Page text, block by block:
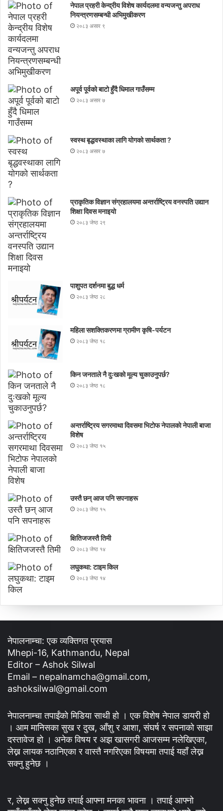
नेपाल प्रहरी केन्द्रीय विशेष कार्यदलमा वन्यजन्तु अपराध
नियन्त्रणसम्बन्धी अभिमुखीकरण
२०८३ असार ९
अपूर्व पूर्वको बाटो हुँदै धिमाल गाउँसम्म
२०८३ असार ७
स्वस्थ बृद्धवस्थाका लागि योगको सार्थकता ?
२०८३ असार ७
प्राकृतिक विज्ञान संग्रहालयमा अन्तर्राष्ट्रिय वनस्पति उद्यान
शिक्षा दिवस मनाइयाे
२०८३ जेष्ठ २९
पाशुपत दर्शनमा बुद्ध धर्म​
२०८३ जेष्ठ २८
महिला सशक्तिकरणमा ग्रामीण कृषि-पर्यटन
२०८३ जेष्ठ १८
किन जनताले नै दुःखको मूल्य चुकाउनुपर्छ?
२०८३ जेष्ठ १८
अन्तर्राष्ट्रिय सगरमाथा दिवसमा भिटाेफ नेपालकाे नेपाली बाजा
विशेष
२०८३ जेष्ठ १५
उस्तै छन् आज पनि सपनाहरू
२०८३ जेष्ठ १५
क्षितिजजस्तै तिमी
२०८३ जेष्ठ १४
लघुकथा: टाइम किल
२०८३ जेष्ठ १४
नेपालनाम्चा: एक व्यक्तिगत प्रयास
Mhepi-16, Kathmandu, Nepal
Editor – Ashok Silwal
Email – nepalnamcha@gmail.com,
ashoksilwal@gmail.com
नेपालनाम्चा तपाईंको मिडिया साथी हो । एक विशेष नेपाल डायरी हो
। आम मानिसका सुख र दुख, आँशु र आशा, संघर्ष र सपनाको साझा
दस्तावेज हो । अनेक विषय र अझ खासगरी आजसम्म नलेखिएका,
लेख्न लायक नठानिएका र वास्तै नगरिएका विषयमा तपाई यहाँ लेख्न
सक्नु हुनेछ ।
र, लेख्न सक्नु हुनेछ तपाई आफ्ना मनका भावना । तपाई आफ्नो